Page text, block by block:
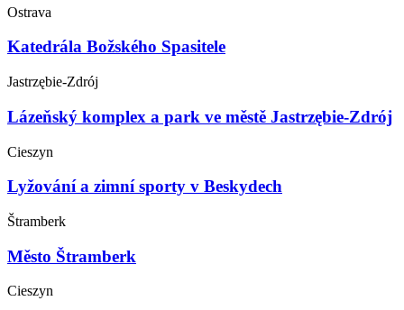
Ostrava
Katedrála Božského Spasitele
Jastrzębie-Zdrój
Lázeňský komplex a park ve městě Jastrzębie-Zdrój
Cieszyn
Lyžování a zimní sporty v Beskydech
Štramberk
Město Štramberk
Cieszyn